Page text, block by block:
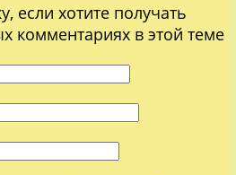
если хотите получать
комментариях в этой теме